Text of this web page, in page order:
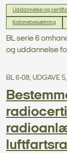
Uddannelse og
Kabinebesætning
BL serie 6
og uddannelse
BL 6-08, UDGAVE